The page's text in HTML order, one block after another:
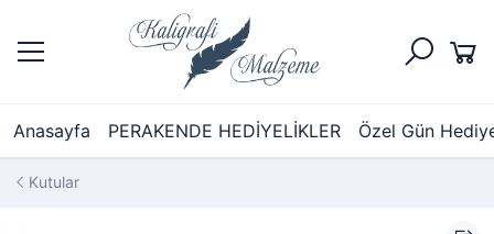
Anasayfa PERAKENDE HEDİYELİKLER Özel Gün
Kutular